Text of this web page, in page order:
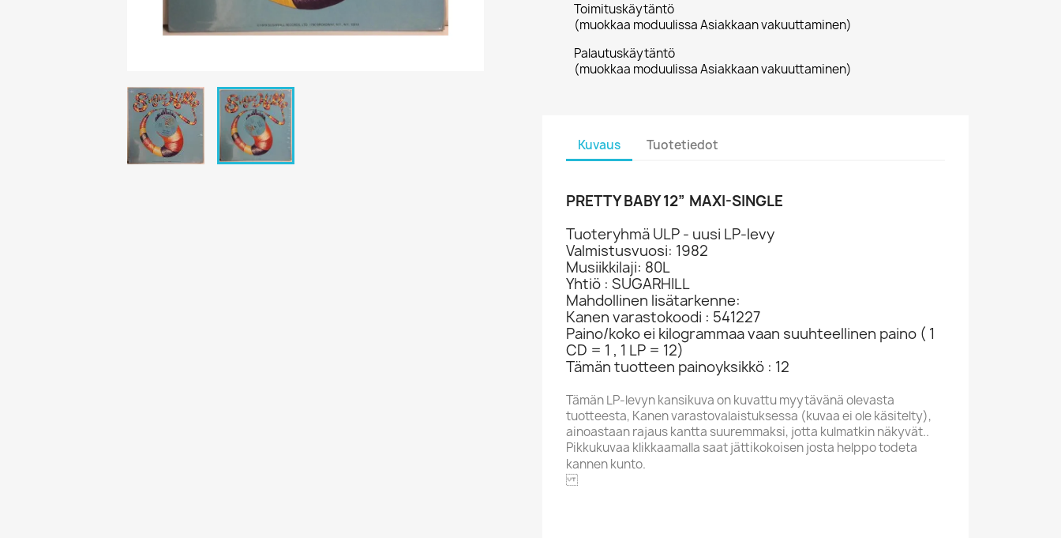
Toimituskäytäntö
(muokkaa moduulissa Asiakkaan vakuuttaminen)
Palautuskäytäntö
(muokkaa moduulissa Asiakkaan vakuuttaminen)
Kuvaus Tuotetiedot
PRETTY BABY 12” MAXI-SINGLE
Tuoteryhmä ULP - uusi LP-levy
Valmistusvuosi: 1982
Musiikkilaji: 80L
Yhtiö : SUGARHILL
Mahdollinen lisätarkenne:
Kanen varastokoodi : 541227
Paino/koko ei kilogrammaa vaan suuhteellinen paino ( 1
CD = 1 , 1 LP = 12)
Tämän tuotteen painoyksikkö : 12
Tämän LP-levyn kansikuva on kuvattu myytävänä olevasta
tuotteesta, Kanen varastovalaistuksessa (kuvaa ei ole käsitelty),
ainoastaan rajaus kantta suuremmaksi, jotta kulmatkin näkyvät..
Pikkukuvaa klikkaamalla saat jättikokoisen josta helppo todeta
kannen kunto.